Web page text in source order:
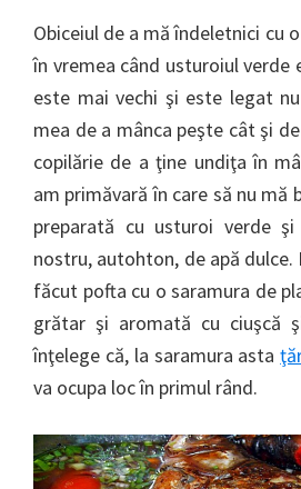
Obiceiul de a mă îndeletnici cu
în vremea când usturoiul verde
este mai vechi şi este legat
mea de a mânca peşte cât şi
copilărie de a ţine undiţa în
am primăvară în care să nu mă
preparată cu usturoi verde
nostru, autohton, de apă
făcut pofta cu o saramura de
grătar şi aromată cu ciuşcă
înţelege că, la saramura asta
va ocupa loc în primul rând.